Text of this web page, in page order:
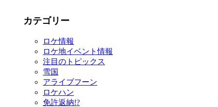
カテゴリー
ロケ情報
ロケ地イベント情報
注目のトピックス
雪国
アライブフーン
ロケハン
免許返納!?